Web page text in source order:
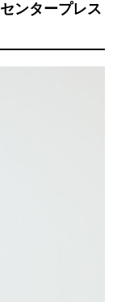
ンタープレス